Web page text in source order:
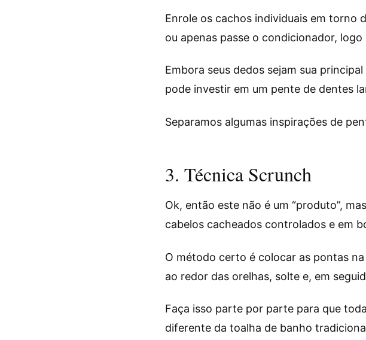
Enrole os cachos individuais em torno
ou apenas passe o condicionador,
Embora seus dedos sejam sua
pode investir em um pente de dentes
Separamos algumas inspirações de
3. Técnica Scrunch
Ok, então este não é um “produto”,
cabelos cacheados controlados e em
O método certo é colocar as pontas
ao redor das orelhas, solte e, em
Faça isso parte por parte para que
diferente da toalha de banho